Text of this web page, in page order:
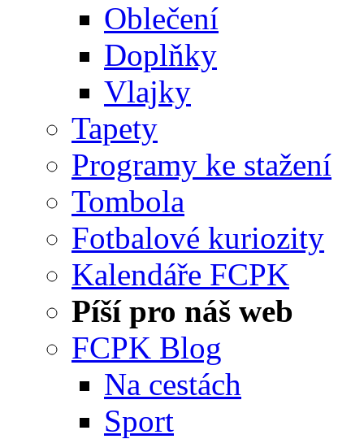
Oblečení
Doplňky
Vlajky
Tapety
Programy ke stažení
Tombola
Fotbalové kuriozity
Kalendáře FCPK
Píší pro náš web
FCPK Blog
Na cestách
Sport